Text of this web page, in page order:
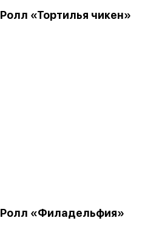
Ролл «Тортилья чикен»
Ролл «Филадельфия»